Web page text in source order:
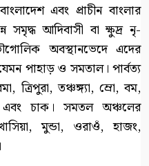
এবং প্রাচীন বাংলার
সমৃদ্ধ আদিবাসী বা ক্ষুদ্র নৃ-
অবস্থানভেদে এদের
পাহাড় ও সমতাল। পার্বত্য
ত্রিপুরা, তঞ্চঙ্গ্যা, ম্রো, বম,
এবং চাক। সমতল অঞ্চলের
মুন্ডা, ওরাওঁ, হাজং,